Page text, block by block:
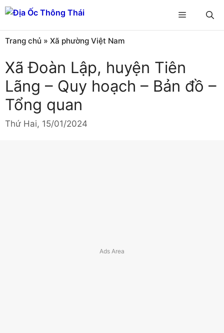
Chuyển
đến
nội
dung
Menu
Trang chủ » Xã phường Việt Nam
Xã Đoàn Lập, huyện Tiên
Lãng – Quy hoạch – Bản đồ –
Tổng quan
Thứ Hai, 15/01/2024